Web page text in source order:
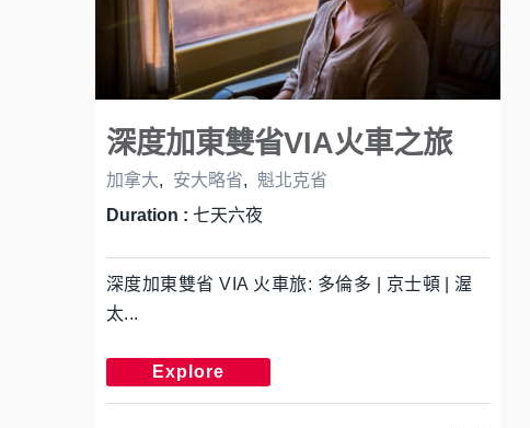
深度加東雙省VIA火車之旅
加拿大, 安大略省,
魁北克省
Duration : 七天六夜
深度加東雙省 VIA 火車旅: 多倫多 | 京士頓 | 渥
太...
Explore